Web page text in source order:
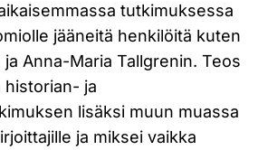
tutkimuksessa
jääneitä henkilöitä kuten
ja Anna-Maria Tallgrenin. Teos
historian- ja
lisäksi muun muassa
ja miksei vaikka